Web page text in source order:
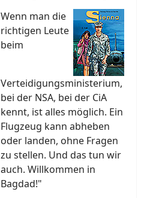
Wenn man die
richtigen Leute
beim
Verteidigungsministerium,
bei der NSA, bei der CiA
kennt, ist alles möglich. Ein
Flugzeug kann abheben
oder landen, ohne Fragen
zu stellen. Und das tun wir
auch. Willkommen in
Bagdad!"